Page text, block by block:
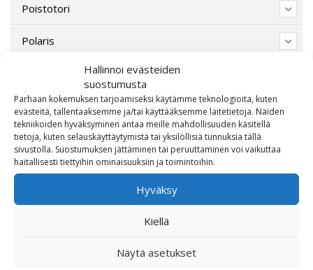
Hallinnoi evästeiden
suostumusta
Parhaan kokemuksen tarjoamiseksi käytämme teknologioita, kuten
evästeitä, tallentaaksemme ja/tai käyttääksemme laitetietoja. Näiden
tekniikoiden hyväksyminen antaa meille mahdollisuuden käsitellä
tietoja, kuten selauskäyttäytymistä tai yksilöllisiä tunnuksia tällä
sivustolla. Suostumuksen jättäminen tai peruuttaminen voi vaikuttaa
haitallisesti tiettyihin ominaisuuksiin ja toimintoihin.
Hyväksy
Kiellä
Näytä asetukset
Poistotori
Polaris
SW-Motech
Varaosat/Sekalaiset